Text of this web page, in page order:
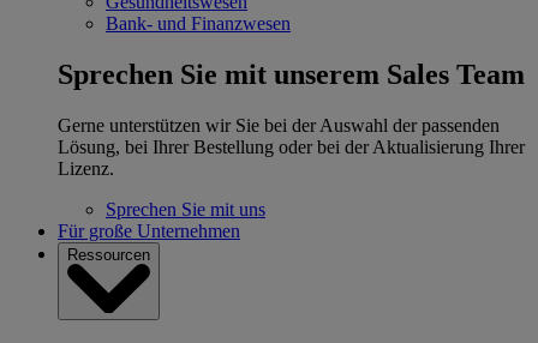
Bank- und Finanzwesen
Sprechen Sie mit unserem Sales Team
Gerne unterstützen wir Sie bei der Auswahl der passenden
Lösung, bei Ihrer Bestellung oder bei der Aktualisierung Ihrer
Lizenz.
Sprechen Sie mit uns
Für große Unternehmen
Ressourcen